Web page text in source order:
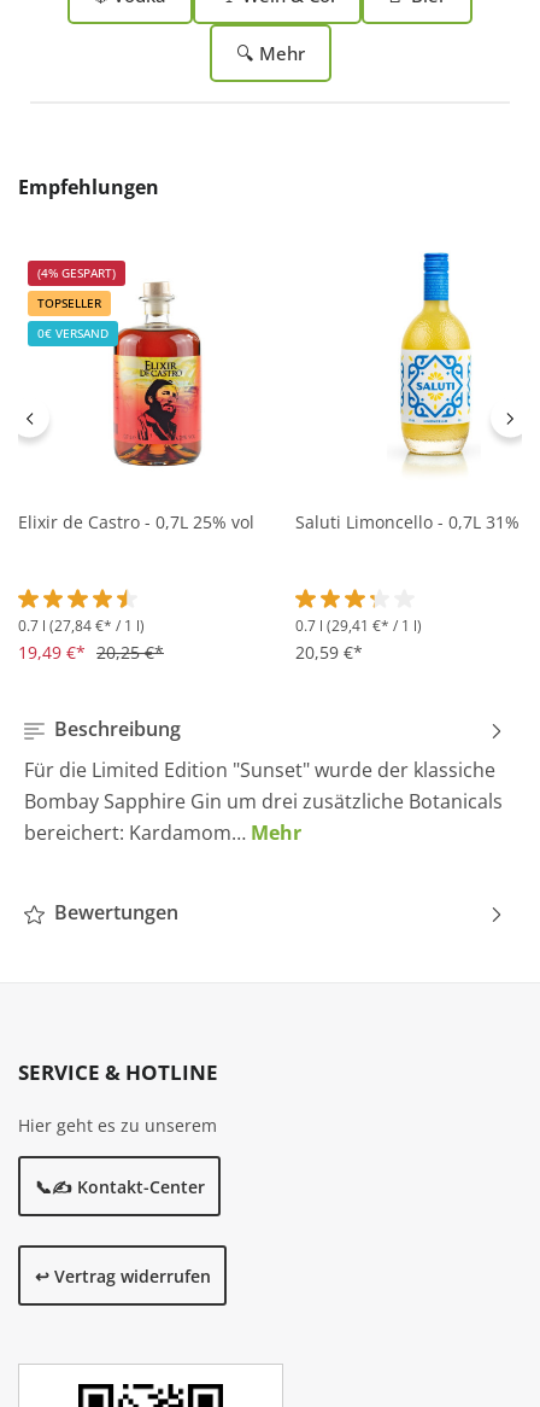
🔍 Mehr
Produktgalerie überspringen
Empfehlungen
(4% GESPART)
TOPSELLER
0€ VERSAND
Elixir de Castro - 0,7L 25% vol
Durchschnittliche Bewertung von 4.5 von 5 Sternen
0.7 l (27,84 €* / 1 l)
19,49 €* 20,25 €*
Saluti Limoncello - 0,7L 31%
Durchschnittliche
0.7 l (29,41 €* / 1 l)
20,59 €*
Beschreibung
Für die Limited Edition "Sunset" wurde der klassiche
Bombay Sapphire Gin um drei zusätzliche Botanicals
bereichert: Kardamom… Mehr
Bewertungen
SERVICE & HOTLINE
Hier geht es zu unserem
📞✍️ Kontakt-Center
↩️ Vertrag widerrufen